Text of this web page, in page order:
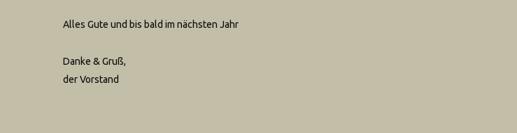
Alles Gute und bis bald im nächsten Jahr
Danke & Gruß,
der Vorstand